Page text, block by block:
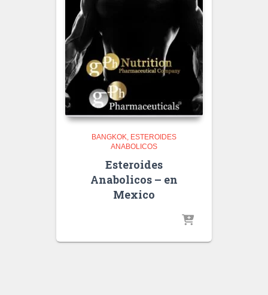
BANGKOK ESTEROIDES
ANABOLICOS
Esteroides
Anabolicos – en
Mexico